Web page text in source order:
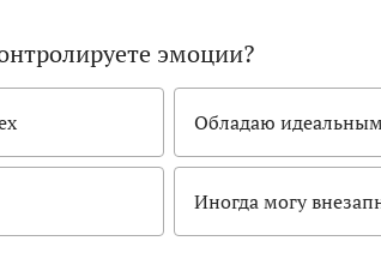
эмоции?
Обладаю
Иногда могу